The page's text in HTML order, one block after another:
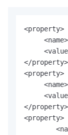
</property>
</property>